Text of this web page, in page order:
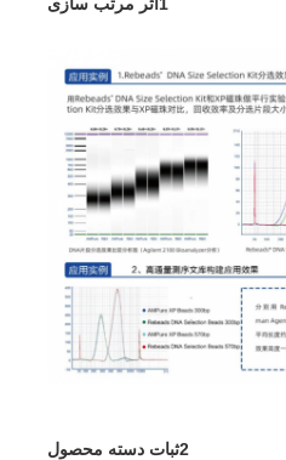
سلولی
مغناطیسی
سطح
1اثر مرتب سازی
2ثبات دسته محصول